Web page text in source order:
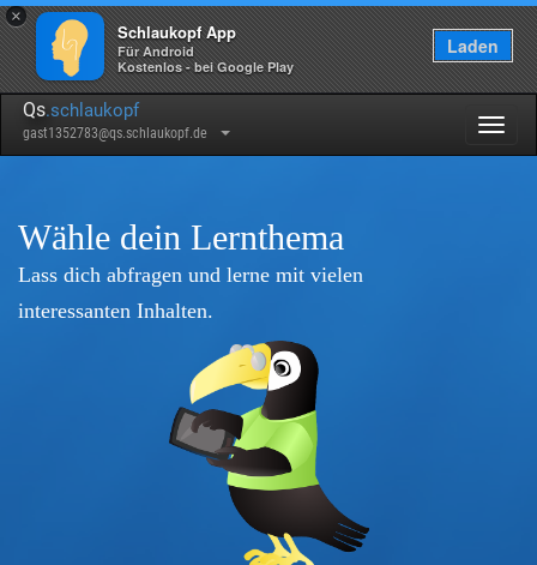
×
Schlaukopf App
Für Android
Kostenlos - bei Google Play
Laden
Qs.schlaukopf
gast1352783@qs.schlaukopf.de
Wähle dein Lernthema
Lass dich abfragen und lerne mit vielen
interessanten Inhalten.